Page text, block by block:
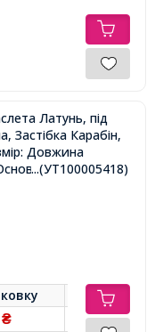
Латунь, під
Застібка Карабін,
Довжина
Діаметр
...(УТ100005418)
₴